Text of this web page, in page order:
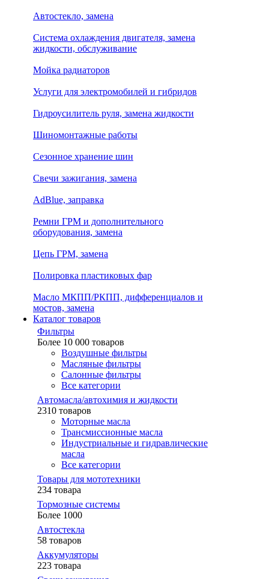
Автостекло, замена
Система охлаждения двигателя, замена
жидкости, обслуживание
Мойка радиаторов
Услуги для электромобилей и гибридов
Гидроусилитель руля, замена жидкости
Шиномонтажные работы
Сезонное хранение шин
Свечи зажигания, замена
AdBlue, заправка
Ремни ГРМ и дополнительного
оборудования, замена
Цепь ГРМ, замена
Полировка пластиковых фар
Масло МКПП/РКПП, дифференциалов и
мостов, замена
Каталог товаров
Фильтры
Более 10 000 товаров
Воздушные фильтры
Масляные фильтры
Салонные фильтры
Все категории
Автомасла/автохимия и жидкости
2310 товаров
Моторные масла
Трансмиссионные масла
Индустриальные и гидравлические
масла
Все категории
Товары для мототехники
234 товара
Тормозные системы
Более 1000
Автостекла
58 товаров
Аккумуляторы
223 товара